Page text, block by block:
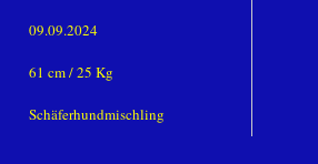
09.09.2024
61 cm / 25 Kg
Schäferhundmischling